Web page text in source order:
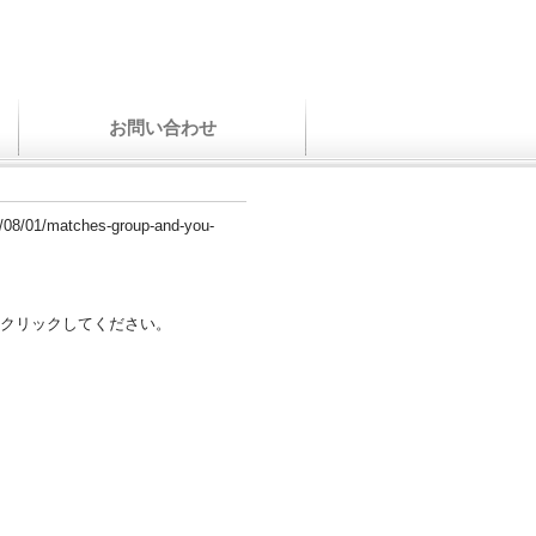
お問い合わせ
01/matches-group-and-you-
リックしてください。